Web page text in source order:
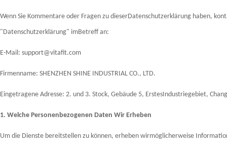
Wenn Sie Kommentare oder Fragen zu dieserDatenschutzerklärung haben,
"Datenschutzerklärung" imBetreff an:
E-Mail: support@vitafit.com
Firmenname: SHENZHEN SHINE INDUSTRIAL CO., LTD.
Eingetragene Adresse: 2. und 3. Stock, Gebäude 5, ErstesIndustriegebiet,
1. Welche Personenbezogenen Daten Wir Erheben
Um die Dienste bereitstellen zu können, erheben wirmöglicherweise